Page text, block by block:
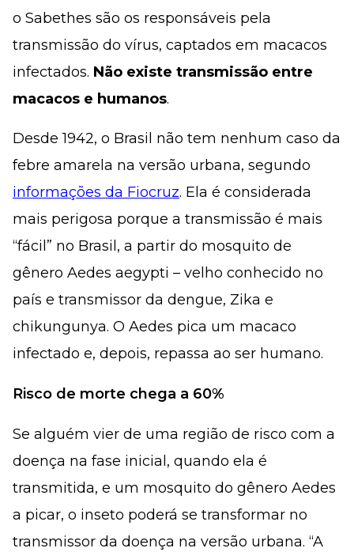
o Sabethes são os responsáveis pela
transmissão do vírus, captados em macacos
infectados. Não existe transmissão entre
macacos e humanos.
Desde 1942, o Brasil não tem nenhum caso da
febre amarela na versão urbana, segundo
informações da Fiocruz. Ela é considerada
mais perigosa porque a transmissão é mais
“fácil” no Brasil, a partir do mosquito de
gênero Aedes aegypti – velho conhecido no
país e transmissor da dengue, Zika e
chikungunya. O Aedes pica um macaco
infectado e, depois, repassa ao ser humano.
Risco de morte chega a 60%
Se alguém vier de uma região de risco com a
doença na fase inicial, quando ela é
transmitida, e um mosquito do gênero Aedes
a picar, o inseto poderá se transformar no
transmissor da doença na versão urbana. “A